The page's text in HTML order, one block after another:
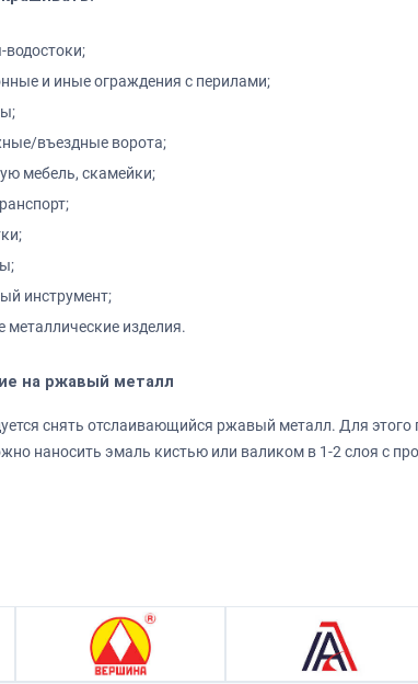
водостоки;
и иные ограждения с перилами;
въездные ворота;
мебель, скамейки;
инструмент;
металлические изделия.
на ржавый металл
снять отслаивающийся ржавый металл. Для
наносить эмаль кистью или валиком в 1-2 слоя с